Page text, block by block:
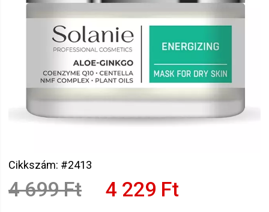
Cikkszám: #2413
4 699 Ft 4 229 Ft